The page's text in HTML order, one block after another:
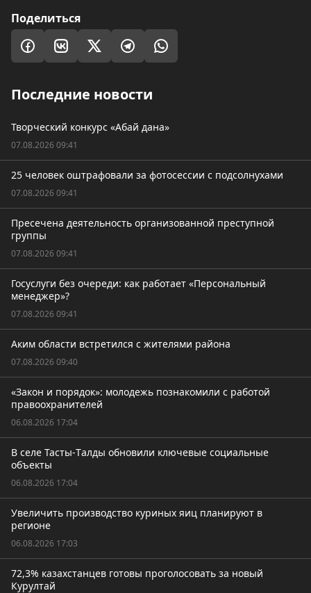
Поделиться
Последние новости
Творческий конкурс «Абай дана»
07.08.2026 09:41
25 человек оштрафовали за фотосессии с подсолнухами
07.08.2026 09:41
Пресечена деятельность организованной преступной
группы
07.08.2026 09:41
Госуслуги без очереди: как работает «Персональный
менеджер»?
07.08.2026 09:41
Аким области встретился с жителями района
07.08.2026 09:40
«Закон и порядок»: молодежь познакомили с работой
правоохранителей
06.08.2026 17:04
В селе Тасты-Tалды обновили ключевые социальные
объекты
06.08.2026 17:04
Увеличить производство куриных яиц планируют в
регионе
06.08.2026 17:03
72,3% казахстанцев готовы проголосовать за новый
Курултай